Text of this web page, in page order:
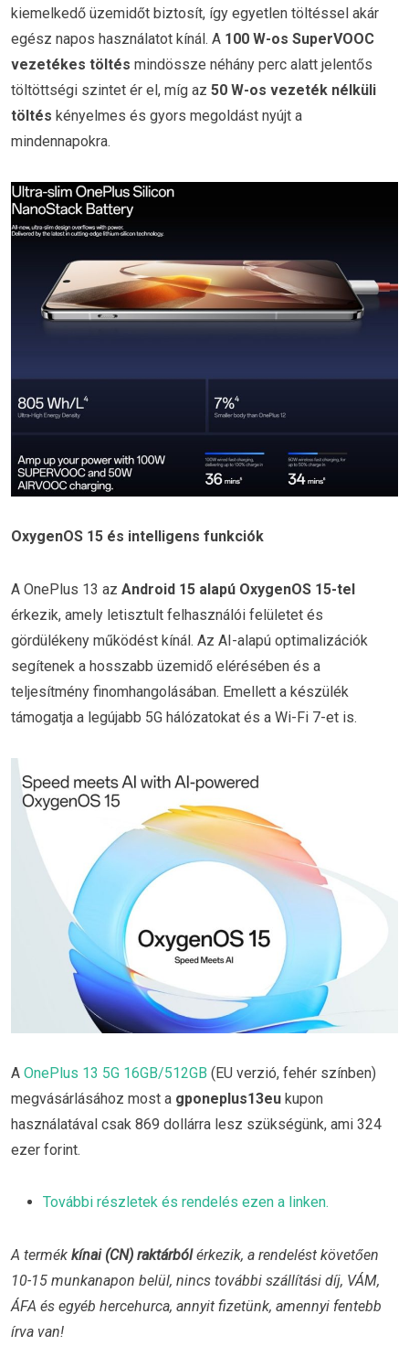
kiemelkedő üzemidőt biztosít, így egyetlen töltéssel akár
egész napos használatot kínál. A 100 W-os SuperVOOC
vezetékes töltés mindössze néhány perc alatt jelentős
töltöttségi szintet ér el, míg az 50 W-os vezeték nélküli
töltés kényelmes és gyors megoldást nyújt a
mindennapokra.
OxygenOS 15 és intelligens funkciók
A OnePlus 13 az Android 15 alapú OxygenOS 15-tel
érkezik, amely letisztult felhasználói felületet és
gördülékeny működést kínál. Az AI-alapú optimalizációk
segítenek a hosszabb üzemidő elérésében és a
teljesítmény finomhangolásában. Emellett a készülék
támogatja a legújabb 5G hálózatokat és a Wi-Fi 7-et is.
A OnePlus 13 5G 16GB/512GB (EU verzió, fehér színben)
megvásárlásához most a gponeplus13eu kupon
használatával csak 869 dollárra lesz szükségünk, ami 324
ezer forint.
További részletek és rendelés ezen a linken.
A termék kínai (CN) raktárbólérkezik, a rendelést követően
10-15 munkanapon belül, nincs további szállítási díj, VÁM,
ÁFA és egyéb hercehurca, annyit fizetünk, amennyi fentebb
írva van!